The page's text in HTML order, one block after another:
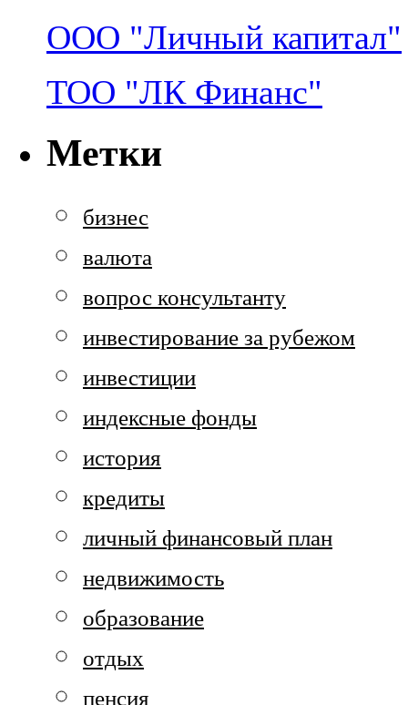
ООО "Личный капитал"
ТОО "ЛК Финанс"
Метки
бизнес
валюта
вопрос консультанту
инвестирование за рубежом
инвестиции
индексные фонды
история
кредиты
личный финансовый план
недвижимость
образование
отдых
пенсия